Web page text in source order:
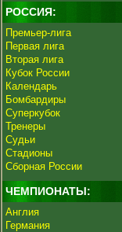
РОССИЯ:
Премьер-лига
Первая лига
Вторая лига
Кубок России
Календарь
Бомбардиры
Суперкубок
Тренеры
Судьи
Стадионы
Сборная России
ЧЕМПИОНАТЫ:
Англия
Германия